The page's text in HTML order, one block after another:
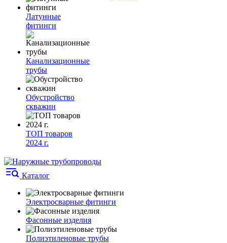
Латунные
фитинги
Канализационные
трубы
Обустройство
скважин
ТОП товаров
2024 г.
Каталог
Электросварные фитинги
Фасонные изделия
Полиэтиленовые трубы